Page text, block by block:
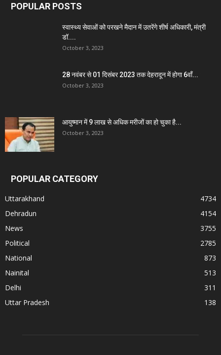
POPULAR POSTS
स्वास्थ्य सेवाओं को परखने मैदान में उतरेंगे शीर्ष अधिकारी, मंत्री
डॉ....
October 3, 2023
28 नवंबर से 01 दिसंबर 2023 तक देहरादून में होगा 6वाँ...
October 3, 2023
आयुष्मान में 9 लाख से अधिक मरीजों का हो चुका है...
October 3, 2023
POPULAR CATEGORY
Uttarakhand
4734
Dehradun
4154
News
3755
Political
2785
National
873
Nainital
513
Delhi
311
Uttar Pradesh
138